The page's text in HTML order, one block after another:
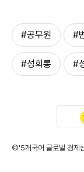
#공무원 #
#성희롱 #
©'5개국어 글로벌 경제